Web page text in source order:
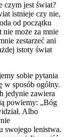
czym jest świat?
istnieje czy nie,
od początku
może za mnie
zestarzeć ani
istoty świat
sobie pytania
w sposób ogólny.
jedynie zawiera
powiemy: „Bóg
Albo
swojego lenistwa.